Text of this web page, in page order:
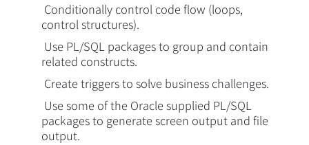
Overview
Conditionally control code flow (loops,
control structures).
Use PL/SQL packages to group and contain
related constructs.
Create triggers to solve business challenges.
Use some of the Oracle supplied PL/SQL
packages to generate screen output and file
output.